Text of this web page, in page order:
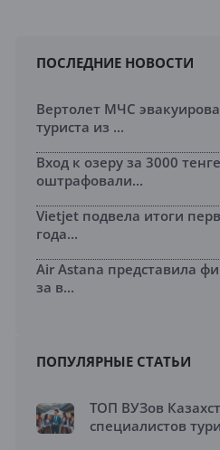
ПОСЛЕДНИЕ НОВОСТИ
Вертолет МЧС
туриста из ...
Вход к озеру за 3000
оштрафовали...
Vietjet подвела итоги
года...
Air Astana представила
за в...
ПОПУЛЯРНЫЕ СТАТЬИ
ТОП ВУЗов
специалистов